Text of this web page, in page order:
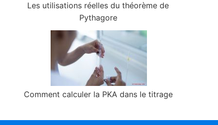
Les utilisations réelles du théorème de
Pythagore
Comment calculer la PKA dans le titrage